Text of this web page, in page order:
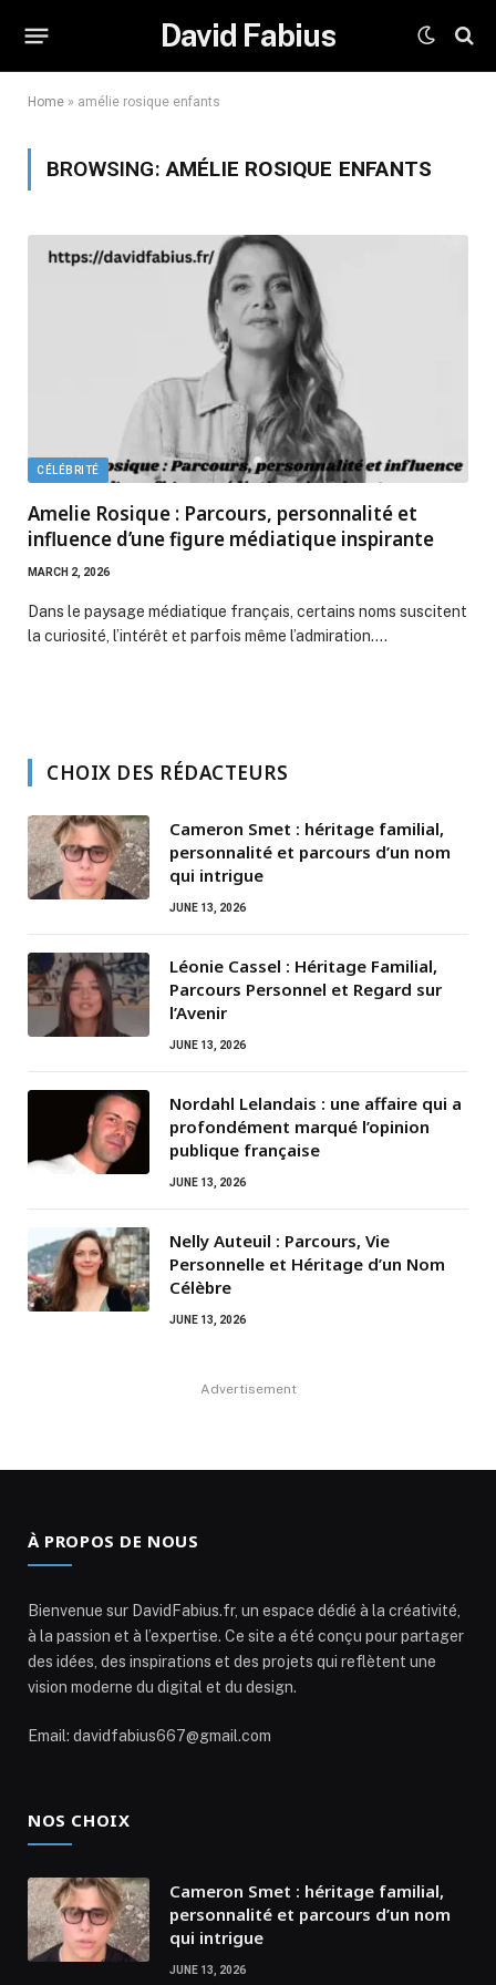
David Fabius
Home » amélie rosique enfants
BROWSING:AMÉLIE ROSIQUE ENFANTS
CÉLÉBRITÉ
Amelie Rosique : Parcours, personnalité et
influence d’une figure médiatique inspirante
MARCH 2, 2026
Dans le paysage médiatique français, certains noms suscitent
la curiosité, l’intérêt et parfois même l’admiration.…
CHOIX DES RÉDACTEURS
Cameron Smet : héritage familial,
personnalité et parcours d’un nom
qui intrigue
JUNE 13, 2026
Léonie Cassel : Héritage Familial,
Parcours Personnel et Regard sur
l’Avenir
JUNE 13, 2026
Nordahl Lelandais : une affaire qui a
profondément marqué l’opinion
publique française
JUNE 13, 2026
Nelly Auteuil : Parcours, Vie
Personnelle et Héritage d’un Nom
Célèbre
JUNE 13, 2026
Advertisement
À PROPOS DE NOUS
Bienvenue sur DavidFabius.fr, un espace dédié à la créativité,
à la passion et à l’expertise. Ce site a été conçu pour partager
des idées, des inspirations et des projets qui reflètent une
vision moderne du digital et du design.
Email: davidfabius667@gmail.com
NOS CHOIX
Cameron Smet : héritage familial,
personnalité et parcours d’un nom
qui intrigue
JUNE 13, 2026